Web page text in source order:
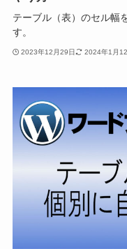
テーブル（表）のセル幅
す。
2023年12月29日 2024年1月